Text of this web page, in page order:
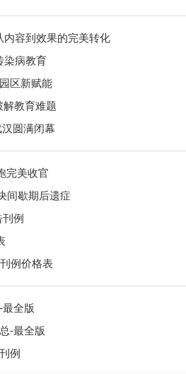
内容到效果的完美转化
病教育
区新赋能
解教育难题
汉圆满闭幕
完美收官
间歇期后遗症
例
例价格表
全版
-最全版
例